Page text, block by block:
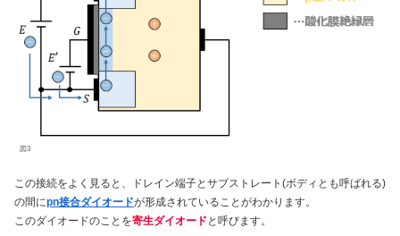
図3
この接続をよく見ると、ドレイン端子とサブストレート(ボディとも呼ばれる)
の間にpn接合ダイオードが形成されていることがわかります。
このダイオードのことを寄生ダイオード と呼びます。